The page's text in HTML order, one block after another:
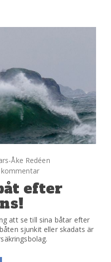
Åke Redéen
efter
att se till sina båtar efter
sjunkit eller skadats är